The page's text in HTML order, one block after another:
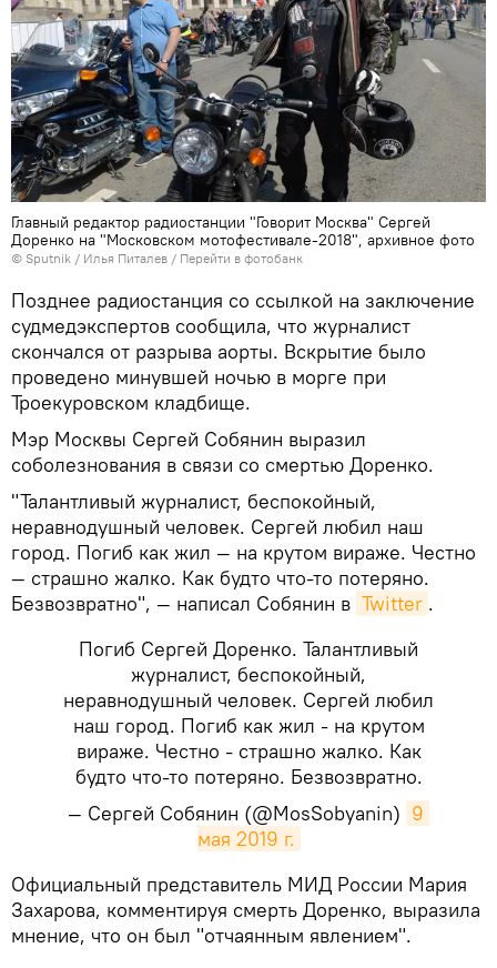
Главный редактор радиостанции "Говорит Москва" Сергей
Доренко на "Московском мотофестивале-2018", архивное фото
© Sputnik / Илья Питалев / Перейти в фотобанк
Позднее радиостанция со ссылкой на заключение
судмедэкспертов сообщила, что журналист
скончался от разрыва аорты. Вскрытие было
проведено минувшей ночью в морге при
Троекуровском кладбище.
Мэр Москвы Сергей Собянин выразил
соболезнования в связи со смертью Доренко.
"Талантливый журналист, беспокойный,
неравнодушный человек. Сергей любил наш
город. Погиб как жил — на крутом вираже. Честно
— страшно жалко. Как будто что-то потеряно.
Безвозвратно", — написал Собянин в Twitter .
Погиб Сергей Доренко. Талантливый
журналист, беспокойный,
неравнодушный человек. Сергей любил
наш город. Погиб как жил - на крутом
вираже. Честно - страшно жалко. Как
будто что-то потеряно. Безвозвратно.
— Сергей Собянин (@MosSobyanin) 9
мая 2019 г.
​Официальный представитель МИД России Мария
Захарова, комментируя смерть Доренко, выразила
мнение, что он был "отчаянным явлением".